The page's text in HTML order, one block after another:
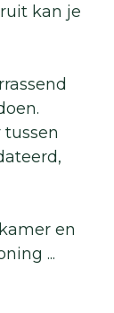
kan je
en
...